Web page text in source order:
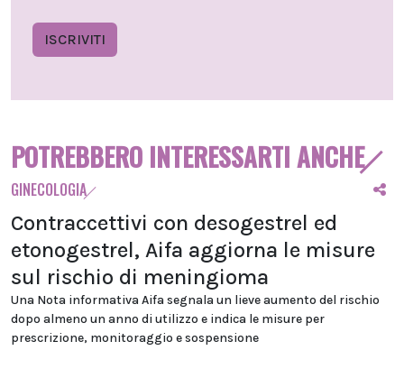
ISCRIVITI
POTREBBERO INTERESSARTI ANCHE
GINECOLOGIA
Contraccettivi con desogestrel ed
etonogestrel, Aifa aggiorna le misure
sul rischio di meningioma
Una Nota informativa Aifa segnala un lieve aumento del rischio
dopo almeno un anno di utilizzo e indica le misure per
prescrizione, monitoraggio e sospensione